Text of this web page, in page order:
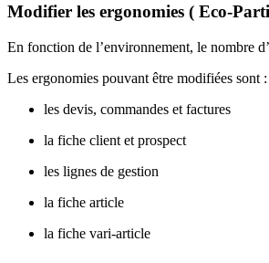
Modifier les ergonomies ( Eco-
En fonction de l’environnement, le nombre
Les ergonomies pouvant être modifiées sont :
les devis, commandes et factures
la fiche client et prospect
les lignes de gestion
la fiche article
la fiche vari-article